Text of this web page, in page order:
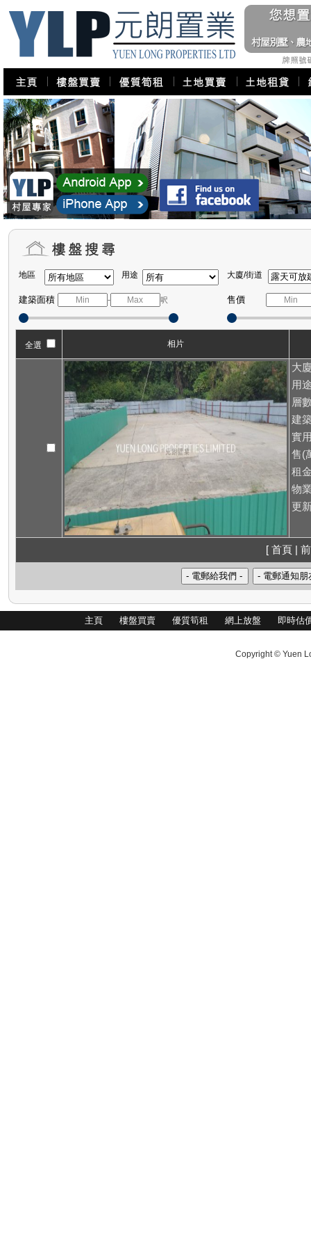
地區 用途 大廈/街道
建築面積 - 呎 售價
全選 相片
大
用
層
建
實
售(
租
物
更
[ 首頁 |
主頁 樓盤買賣 優質筍租 網上放盤 即時估
Copyright © Yuen